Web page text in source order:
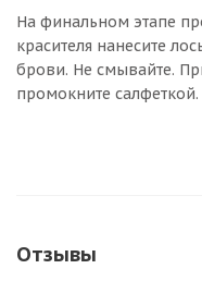
На финальном этапе
красителя нанесите
брови. Не смывайте.
промокните салфеткой.
Отзывы